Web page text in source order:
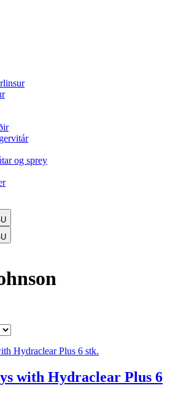
og sprey
with Hydraclear Plus 6